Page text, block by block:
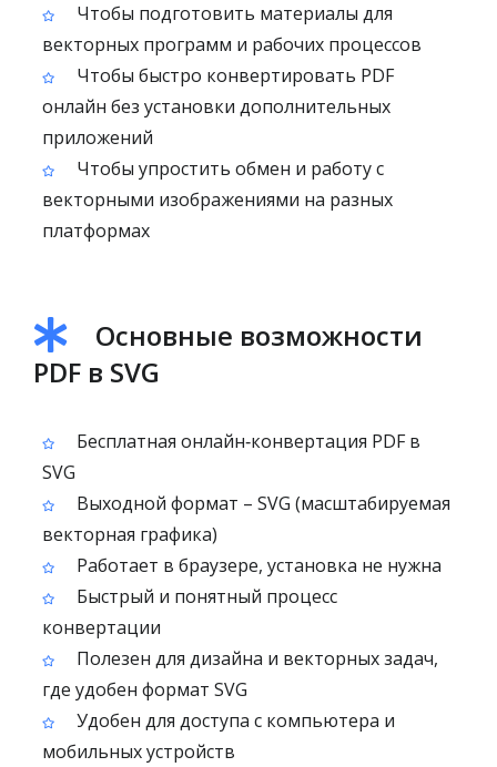
Чтобы подготовить материалы для
векторных программ и рабочих процессов
Чтобы быстро конвертировать PDF
онлайн без установки дополнительных
приложений
Чтобы упростить обмен и работу с
векторными изображениями на разных
платформах
Основные возможности
PDF в SVG
Бесплатная онлайн‑конвертация PDF в
SVG
Выходной формат – SVG (масштабируемая
векторная графика)
Работает в браузере, установка не нужна
Быстрый и понятный процесс
конвертации
Полезен для дизайна и векторных задач,
где удобен формат SVG
Удобен для доступа с компьютера и
мобильных устройств